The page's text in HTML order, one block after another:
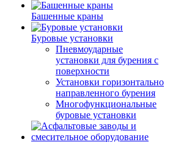
Башенные краны
Буровые установки
Пневмоударные
установки для бурения с
поверхности
Установки горизонтально
направленного бурения
Многофункциональные
буровые установки